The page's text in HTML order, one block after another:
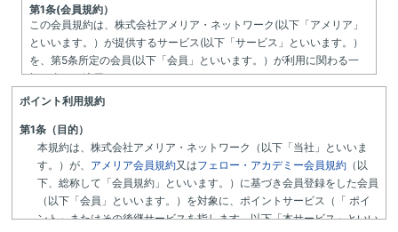
・キャンペーン、割引制度、入会金免除、その他対象者の特定
・ご本人確認、利用料の請求ならびに入金確認またはその通知
・翻訳のスキルアップおよび仕事獲得のためのサービスのご提供
・お問い合わせ、ご相談への回答、アンケート調査
【法人のお客様】
・担当者本人の所属確認
・電話、電子メール、郵送等各種媒体による資料、情報のご案内
・電子メール配信サービス（メールマガジン）
・求人掲載や翻訳関連業務における人材採用ためのサービスのご提供
・お問い合わせ、ご相談への回答、アンケート調査
（２）フェロー・アカデミー（当社サービス）にご登録いただくお客
様の情報
第1条(会員規約）
この会員規約は、株式会社アメリア・ネットワーク(以下「アメリア」
といいます。）が提供するサービス(以下「サービス」といいます。）
を、第5条所定の会員(以下「会員」といいます。）が利用に関わる一
切の事項に適用します｡
第2条(本規約の範囲）
の一部を構成するものとします。
アメリアが、この会員規約本文の他に別途定める、アメリアWebサ
イト「コミュニティ」利用規約の他、各サービスの利用規約も、名
目の如何にかかわらず、この会員規約の一部を構成するものとしま
す。
この会員規約本文の定めと利用規約等の定めが異なる場合は、当該
ポイント利用規約
第1条（目的）
本規約は、株式会社アメリア・ネットワーク（以下「当社」といいま
す。）が、 アメリア会員規約又はフェロー・アカデミー会員規約 （以
下、総称して「会員規約」といいます。）に基づき会員登録をした会員
（以下「会員」といいます。）を対象に、ポイントサービス（「 ポイ
ント」またはその後継サービスを指します。以下「本サービス」といい